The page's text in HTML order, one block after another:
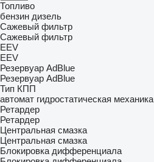
Топливо
бензин дизель
Сажевый фильтр
Сажевый фильтр
EEV
EEV
Резервуар AdBlue
Резервуар AdBlue
Тип КПП
автомат гидростатическая механика
Ретардер
Ретардер
Центральная смазка
Центральная смазка
Блокировка дифференциала